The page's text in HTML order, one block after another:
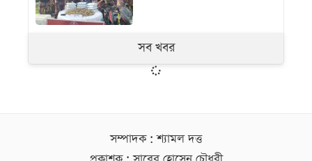
সব খবর
সম্পাদক : শ্যামল দত্ত